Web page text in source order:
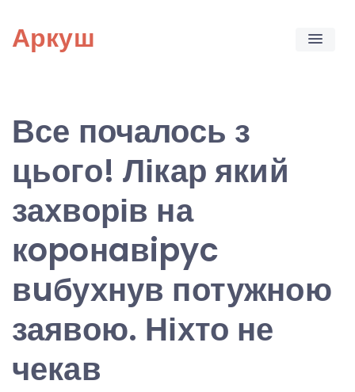
content
Аркуш
Все почалось з
цього! Лікар який
захворів на
кopoнaвipyc
вuбухнув потужною
заявою. Ніхто не
чекав